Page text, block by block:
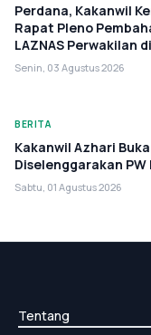
Perdana, Kakanwil
Rapat Pleno
LAZNAS Perwakilan
Senin, 03 Agustus 2026
BERITA
Kakanwil Azhari
Diselenggarakan PW
Sabtu, 01 Agustus 2026
Tentang